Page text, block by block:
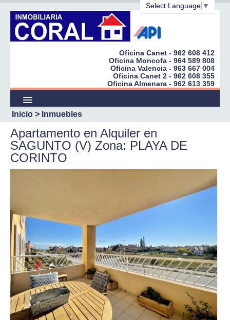
Select Language ▼
Oficina Canet - 962 608 412
Oficina Moncofa - 964 589 808
Oficina Valencia - 963 667 004
Oficina Canet 2 - 962 608 355
Oficina Almenara - 962 613 359
Inmuebles
Promociones
¿Quiere Vender?
Enlaces
Contacto
Oficina Canet de Berenguer
Oficina de Moncofa
Oficina de Valencia
Inicio > Inmuebles
Apartamento en Alquiler en
SAGUNTO (V) Zona: PLAYA DE
CORINTO